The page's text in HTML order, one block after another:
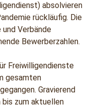
absolvieren
rückläufig. Die
und Verbände
Bewerberzahlen.
Freiwilligendienste
gesamten
Gravierend
bis zum aktuellen